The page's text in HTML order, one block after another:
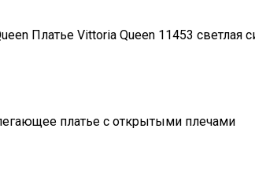
Платье Vittoria Queen 11453 светлая
платье с открытыми плечами